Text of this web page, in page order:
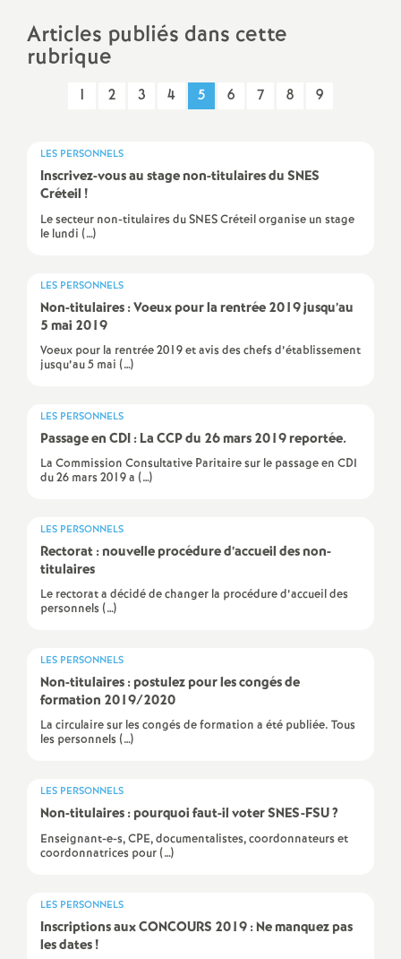
g
e
m
n
t
d
S
e
o
n
d
g
Articles publiés dans cette
rubrique
1 2 3 4 5 6 7 8 9
LES PERSONNELS
Inscrivez-vous au stage non-titulaires duSNES
Créteil!
Le secteur non-titulaires du SNES Créteil organise un stage
le lundi (…)
LES PERSONNELS
Non-titulaires : Voeux pour la rentrée 2019 jusqu’au
5 mai 2019
Voeux pour la rentrée 2019 et avis des chefs d’établissement
jusqu’au 5 mai (…)
LES PERSONNELS
Passage enCDI: LaCCPdu 26 mars 2019 reportée.
La Commission Consultative Paritaire sur le passage en CDI
du 26 mars 2019 a (…)
LES PERSONNELS
Rectorat : nouvelle procédure d’accueil des non-
titulaires
Le rectorat a décidé de changer la procédure d’accueil des
personnels (…)
LES PERSONNELS
Non-titulaires : postulez pour les congés de
formation 2019/2020
La circulaire sur les congés de formation a été publiée. Tous
les personnels (…)
LES PERSONNELS
Non-titulaires : pourquoi faut-il voterSNES-FSU?
Enseignant-e-s, CPE, documentalistes, coordonnateurs et
coordonnatrices pour (…)
LES PERSONNELS
Inscriptions auxCONCOURS 2019 : Ne manquez pas
les dates!